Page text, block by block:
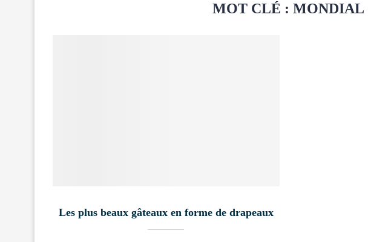
MOT CLÉ :MONDIAL
Les plus beaux gâteaux en forme de drapeaux